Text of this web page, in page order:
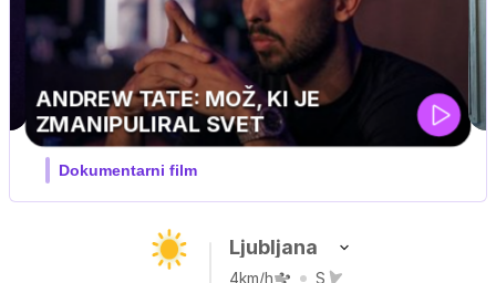
PRIJATELJ PINGVIN
meseca / družinski, pustolovski
Ljubljana
4km/h S